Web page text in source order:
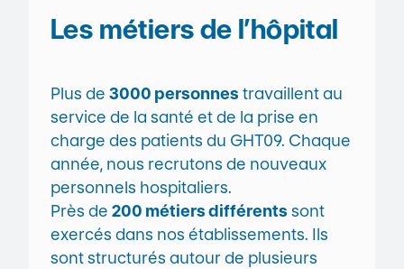
Les métiers de l’hôpital
Plus de 3000 personnes travaillent au
service de la santé et de la prise en
charge des patients du GHT09. Chaque
année, nous recrutons de nouveaux
personnels hospitaliers.
Près de 200 métiers différents sont
exercés dans nos établissements. Ils
sont structurés autour de plusieurs